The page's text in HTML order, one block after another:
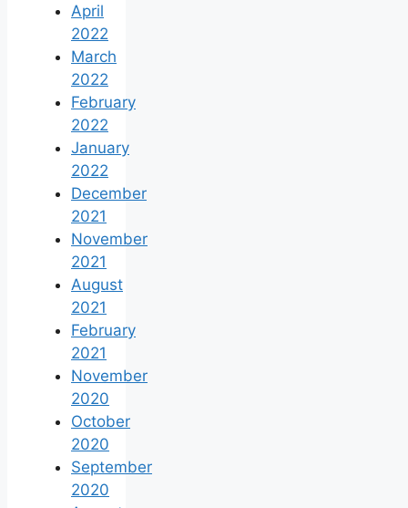
April
2022
March
2022
February
2022
January
2022
December
2021
November
2021
August
2021
February
2021
November
2020
October
2020
September
2020